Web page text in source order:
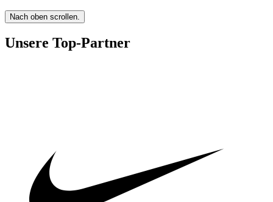
Nach oben scrollen.
Unsere Top-Partner